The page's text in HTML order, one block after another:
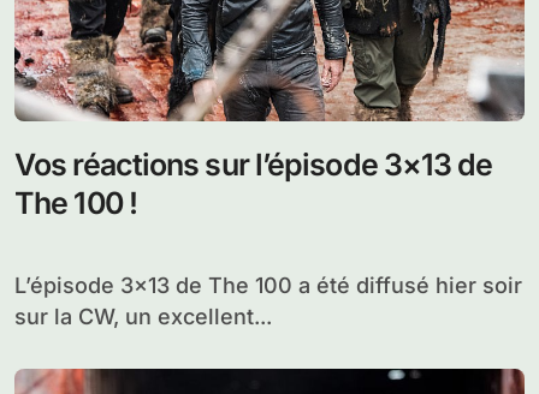
Vos réactions sur l’épisode 3×13 de
The 100 !
L’épisode 3×13 de The 100 a été diffusé hier soir
sur la CW, un excellent...